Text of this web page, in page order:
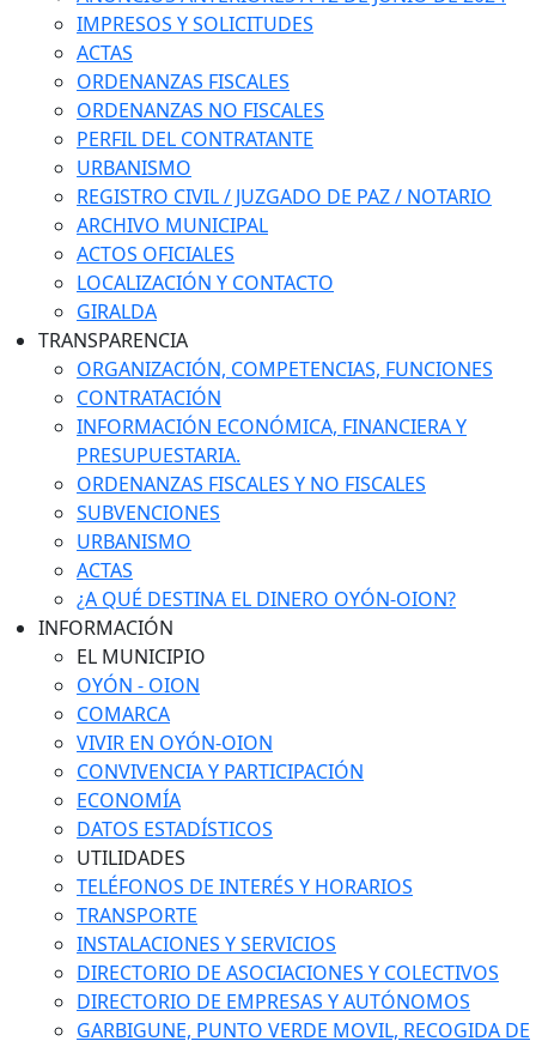
IMPRESOS Y SOLICITUDES
ACTAS
ORDENANZAS FISCALES
ORDENANZAS NO FISCALES
PERFIL DEL CONTRATANTE
URBANISMO
REGISTRO CIVIL / JUZGADO DE PAZ / NOTARIO
ARCHIVO MUNICIPAL
ACTOS OFICIALES
LOCALIZACIÓN Y CONTACTO
GIRALDA
TRANSPARENCIA
ORGANIZACIÓN, COMPETENCIAS, FUNCIONES
CONTRATACIÓN
INFORMACIÓN ECONÓMICA, FINANCIERA Y
PRESUPUESTARIA.
ORDENANZAS FISCALES Y NO FISCALES
SUBVENCIONES
URBANISMO
ACTAS
¿A QUÉ DESTINA EL DINERO OYÓN-OION?
INFORMACIÓN
EL MUNICIPIO
OYÓN - OION
COMARCA
VIVIR EN OYÓN-OION
CONVIVENCIA Y PARTICIPACIÓN
ECONOMÍA
DATOS ESTADÍSTICOS
UTILIDADES
TELÉFONOS DE INTERÉS Y HORARIOS
TRANSPORTE
INSTALACIONES Y SERVICIOS
DIRECTORIO DE ASOCIACIONES Y COLECTIVOS
DIRECTORIO DE EMPRESAS Y AUTÓNOMOS
GARBIGUNE, PUNTO VERDE MOVIL, RECOGIDA DE